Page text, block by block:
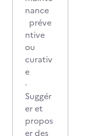
nance
préve
ntive
ou
curativ
e
·
Suggér
er et
propos
er des